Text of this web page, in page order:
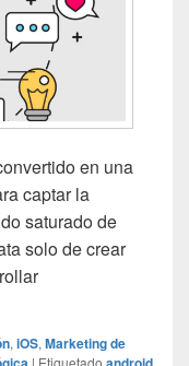
en una
captar la
saturado de
solo de crear
cómo crear
, iOS, Marketing de
| Etiquetado ,